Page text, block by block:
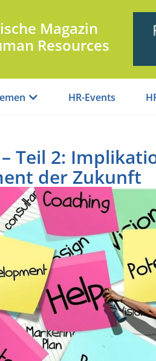
Magazin
Resources
HR-Events
– Teil 2:
der Zukunft